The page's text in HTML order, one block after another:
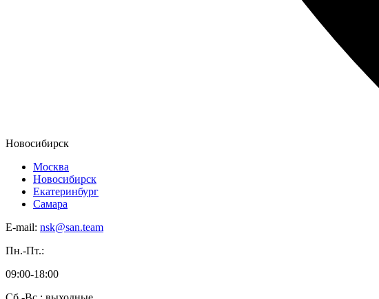
Новосибирск
Москва
Новосибирск
Екатеринбург
Самара
E-mail: nsk@san.team
Пн.-Пт.:
09:00-18:00